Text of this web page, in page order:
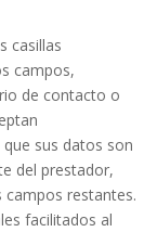
casillas
campos,
de contacto o
sus datos son
del prestador,
campos restantes.
facilitados al